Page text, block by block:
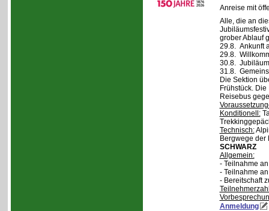
Anreise mit
Alle, die an
grober Ablauf
29.8. Ankunft
29.8.
30.8.
31.8.
Die Sektion
Frühstück.
Reisebus
Konditionell:
Technisch:
Bergwege
SCHWARZ
Allgemein:
- Teilnahme
- Teilnahme
- Bereitschaft
Anmeldung